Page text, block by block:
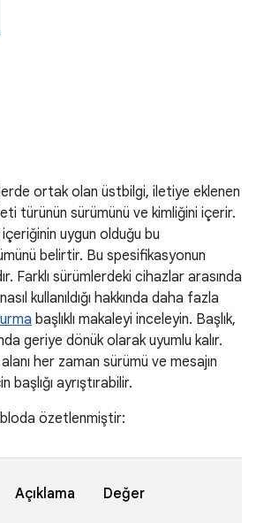
ortak olan üstbilgi, iletiye eklenen
türünün sürümünü ve kimliğini içerir.
içeriğinin uygun olduğu bu
belirtir. Bu spesifikasyonun
Farklı sürümlerdeki cihazlar arasında
kullanıldığı hakkında daha fazla
başlıklı makaleyi inceleyin. Başlık,
geriye dönük olarak uyumlu kalır.
her zaman sürümü ve mesajın
başlığı ayrıştırabilir.
özetlenmiştir:
Açıklama Değer